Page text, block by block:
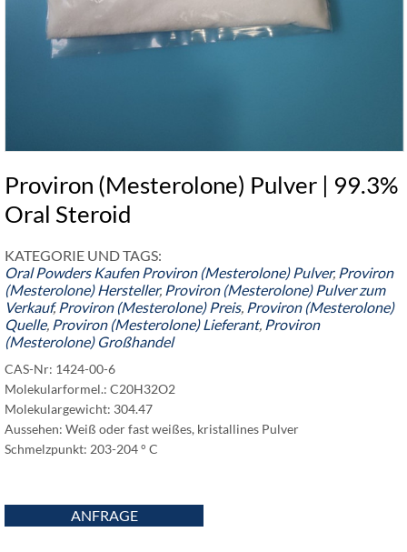
Proviron (Mesterolone) Pulver | 99.3%
Oral Steroid
KATEGORIE UND TAGS:
Oral Powders Kaufen Proviron (Mesterolone) Pulver, Proviron
(Mesterolone) Hersteller, Proviron (Mesterolone) Pulver zum
Verkauf, Proviron (Mesterolone) Preis, Proviron (Mesterolone)
Quelle, Proviron (Mesterolone) Lieferant, Proviron
(Mesterolone) Großhandel
CAS-Nr: 1424-00-6
Molekularformel.: C20H32O2
Molekulargewicht: 304.47
Aussehen: Weiß oder fast weißes, kristallines Pulver
Schmelzpunkt: 203-204 ° C
ANFRAGE